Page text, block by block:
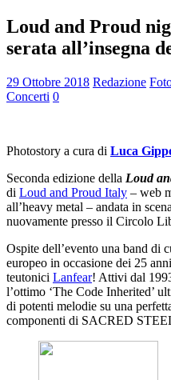
Loud and Proud
serata all’insegna
29 Ottobre 2018 Redazione
Concerti 0
Photostory a cura di Luca
Seconda edizione della Loud
di Loud and Proud Italy – web
all’heavy metal – andata in
nuovamente presso il Circolo
Ospite dell’evento una band di
europeo in occasione dei 25
teutonici Lanfear! Attivi dal
l’ottimo ‘The Code Inherited’
di potenti melodie su una
componenti di SACRED